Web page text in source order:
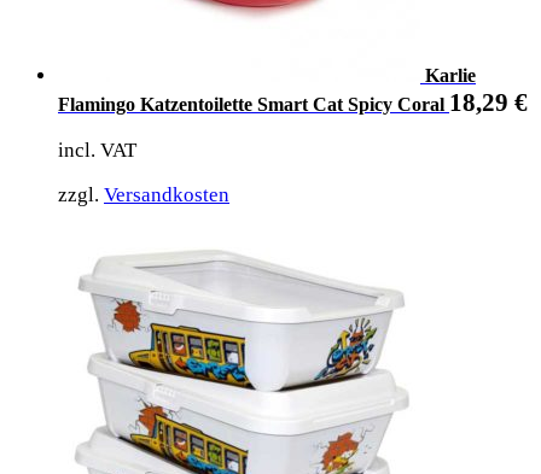
Karlie
Flamingo Katzentoilette Smart Cat Spicy Coral 18,29 €
incl. VAT
zzgl. Versandkosten